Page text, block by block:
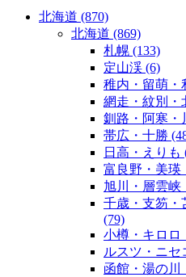
北海道 (870)
北海道 (869)
札幌 (133)
定山渓 (6)
稚内・留萌・
網走・紋別・
釧路・阿寒・
帯広・十勝
日高・えりも
富良野・美瑛
旭川・層雲峡
千歳・支笏・
(79)
小樽・キロロ
ルスツ・ニセ
函館・湯の川